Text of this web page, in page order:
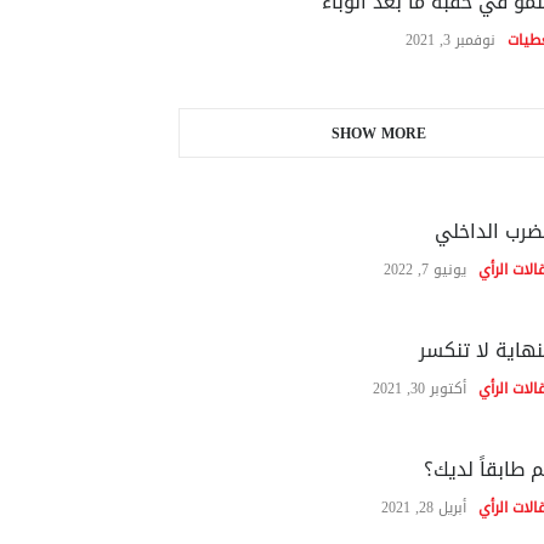
نوفمبر 3, 2021
SHOW MORE
الداخلي
الرأي يونيو 7, 2022
لا تنكسر
الرأي أكتوبر 30, 2021
طابقاً لديك؟
الرأي أبريل 28, 2021